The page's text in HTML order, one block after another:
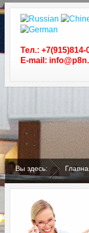
Тел.:
E-mail:
Вы здесь: